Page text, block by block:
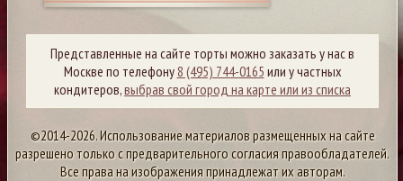
Представленные на сайте торты можно заказать у нас в
Москве по телефону8 (495) 744-0165 или у частных
кондитеров,выбрав свой город на карте или из списка
©2014-2026. Использование материалов размещенных на сайте
разрешено только с предварительного согласия правообладателей.
Все права на изображения принадлежат их авторам.